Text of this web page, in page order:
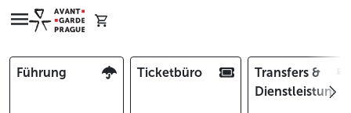
Führung Ticketbüro
Transfers &